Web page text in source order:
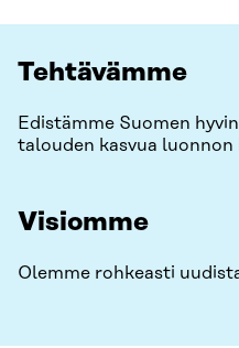
Tehtävämme
Edistämme Suomen
talouden kasvua luonnon
Visiomme
Olemme rohkeasti